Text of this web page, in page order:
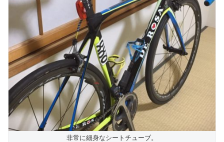
非常に細身なシートチューブ。